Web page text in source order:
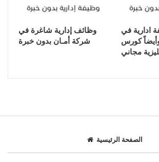
وظائف إدارية شاغرة في
شركة أمـان بدون خبرة
ادارية في
كورس
مجاني
الصفحة الرئيسية